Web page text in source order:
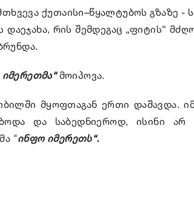
ქუთაისი–წყალტუბოს გზაზე
დაეჯახა, რის შემდეგაც „ფიტის“
მოიპოვა.
მყოფთაგან ერთი დაშავდა.
და საბედნიეროდ, ისინი არ
"ინფო იმერეთს“.